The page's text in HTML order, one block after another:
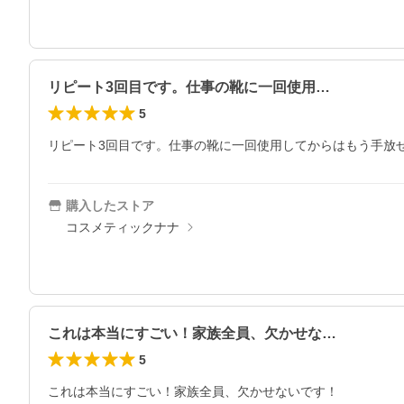
リピート3回目です。仕事の靴に一回使用…
5
リピート3回目です。仕事の靴に一回使用してからはもう手放
購入したストア
コスメティックナナ
これは本当にすごい！家族全員、欠かせな…
5
これは本当にすごい！家族全員、欠かせないです！